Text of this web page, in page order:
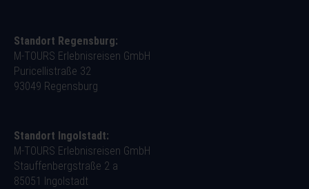
Standort Regensburg:
M-TOURS Erlebnisreisen GmbH
Puricellistraße 32
93049 Regensburg
Standort Ingolstadt:
M-TOURS Erlebnisreisen GmbH
Stauffenbergstraße 2 a
85051 Ingolstadt